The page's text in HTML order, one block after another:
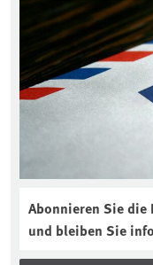
Abonnieren Sie
und bleiben Sie